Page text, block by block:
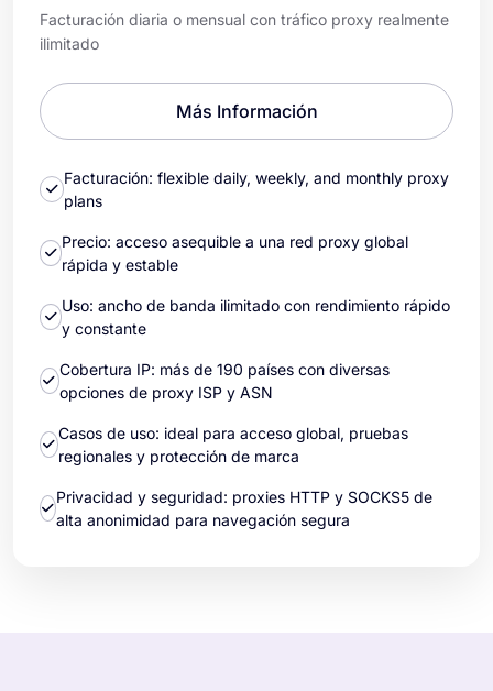
Facturación diaria o mensual con tráfico proxy realmente
ilimitado
Más Información
Facturación: flexible daily, weekly, and monthly proxy
plans
Precio: acceso asequible a una red proxy global
rápida y estable
Uso: ancho de banda ilimitado con rendimiento rápido
y constante
Cobertura IP: más de 190 países con diversas
opciones de proxy ISP y ASN
Casos de uso: ideal para acceso global, pruebas
regionales y protección de marca
Privacidad y seguridad: proxies HTTP y SOCKS5 de
alta anonimidad para navegación segura